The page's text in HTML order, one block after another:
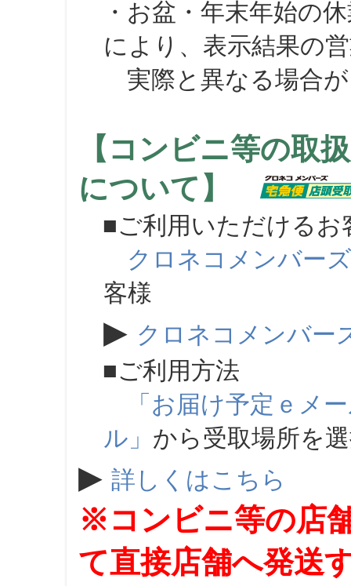
・お盆・年末年始の
により、表示結果の
実際と異なる場合が
【コンビニ等の取
について】
■ご利用いただけるお
クロネコメンバーズ
客様
▶ クロネコメンバー
■ご利用方法
「お届け予定ｅメ
ル」 から受取場所を
▶ 詳しくはこちら
※コンビニ等の店
て直接店舗へ発送